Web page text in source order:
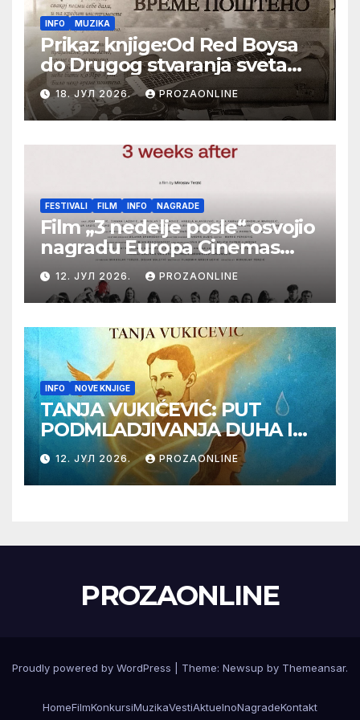
INFO MUZIKA
Prikaz knjige:Od Red Boysa
do Drugog stvaranja sveta
(bilo neko vreme pošteno)
(autor- Zlatomira Sremca,
Botoš 2022. godine,
samizdat)
18. ЈУЛ 2026. PROZAONLINE
FESTIVALI FILM INFO NAGRADE
Film „3 nedelje posle“ osvojio
nagradu Europa Cinemas
Label na Filmskom festivalu
u Karlovim Varima
12. ЈУЛ 2026. PROZAONLINE
INFO NOVE KNJIGE
TANJA VUKIĆEVIĆ: PUT
PODMLADJIVANJA DUHA I
TELA SA TESLOM
12. ЈУЛ 2026. PROZAONLINE
PROZAONLINE
Proudly powered by WordPress Theme: Newsup by Themeansar.
HomeFilmKonkursiMuzikaVestiAktuelnoNagradeKontakt